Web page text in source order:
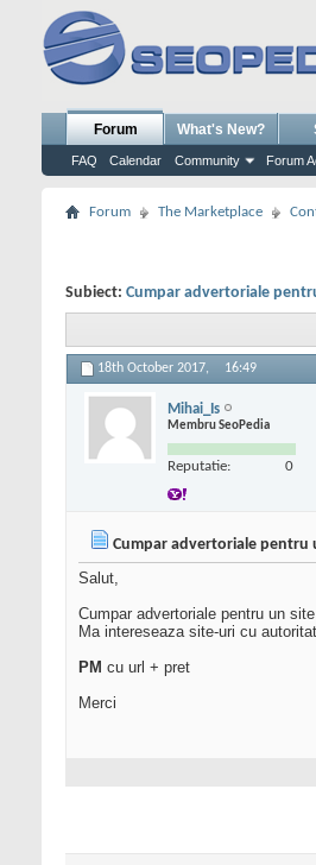
Forum
FAQ Calendar Community Forum
What's New?
Forum The Marketplace
Subiect: Cumpar advertoriale
18th October 2017, 16:49
Mihai_Is
Membru SeoPedia
Reputatie: 0
Cumpar advertoriale
Salut,
Cumpar advertoriale pentru un
Ma intereseaza site-uri cu
PM cu url + pret
Merci